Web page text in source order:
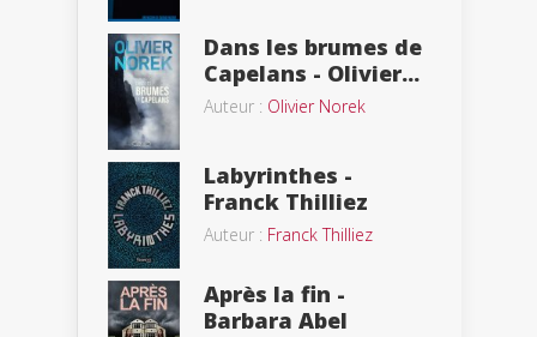
Dans les brumes de
Capelans - Olivier...
Auteur : Olivier Norek
Labyrinthes -
Franck Thilliez
Auteur : Franck Thilliez
Après la fin -
Barbara Abel